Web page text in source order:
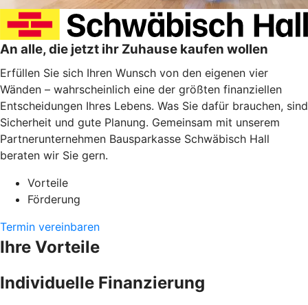
An alle, die jetzt ihr Zuhause kaufen wollen
Erfüllen Sie sich Ihren Wunsch von den eigenen vier
Wänden – wahrscheinlich eine der größten finanziellen
Entscheidungen Ihres Lebens. Was Sie dafür brauchen, sind
Sicherheit und gute Planung. Gemeinsam mit unserem
Partnerunternehmen Bausparkasse Schwäbisch Hall
beraten wir Sie gern.
Vorteile
Förderung
Termin vereinbaren
Ihre Vorteile
Individuelle Finanzierung